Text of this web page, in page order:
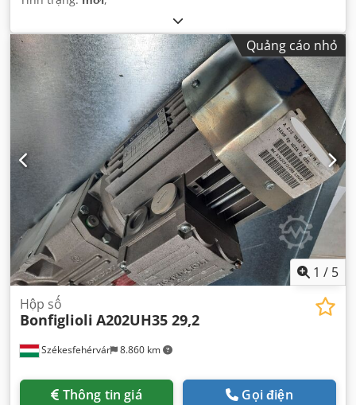
Quảng cáo nhỏ
1 / 5
Székesfehérvár 8.860 km
Hộp số
Bonfiglioli A202UH35 29,2
Thông tin giá Gọi điện